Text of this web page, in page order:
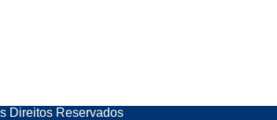
Direitos Reservados